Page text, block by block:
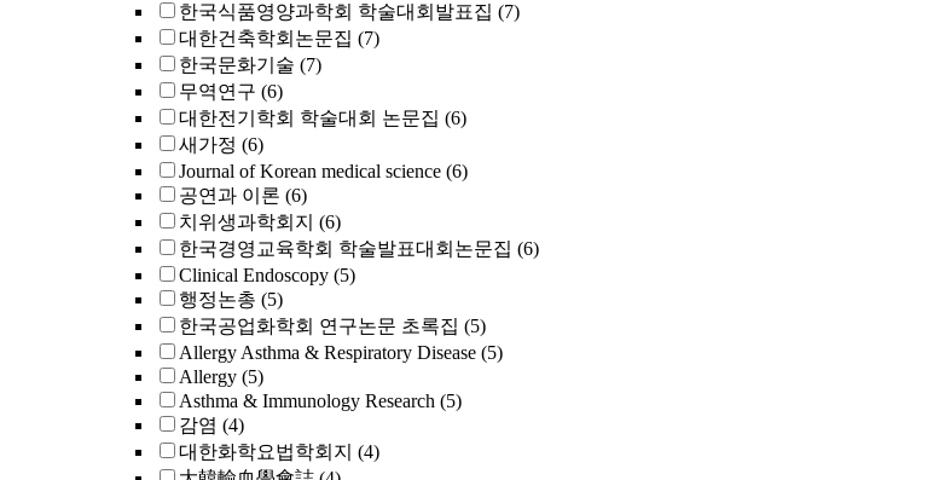
한국식품영양과학회 학술대회발표집 (7)
대한건축학회논문집 (7)
한국문화기술 (7)
무역연구 (6)
대한전기학회 학술대회 논문집 (6)
새가정 (6)
Journal of Korean medical science (6)
공연과 이론 (6)
치위생과학회지 (6)
한국경영교육학회 학술발표대회논문집 (6)
Clinical Endoscopy (5)
행정논총 (5)
한국공업화학회 연구논문 초록집 (5)
Allergy Asthma & Respiratory Disease (5)
Allergy (5)
Asthma & Immunology Research (5)
감염 (4)
대한화학요법학회지 (4)